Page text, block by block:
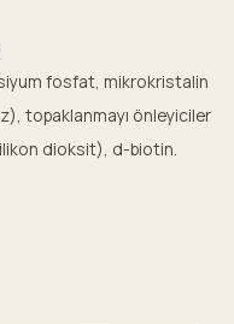
fosfat, mikrokristalin
topaklanmayı önleyiciler
dioksit), d-biotin.